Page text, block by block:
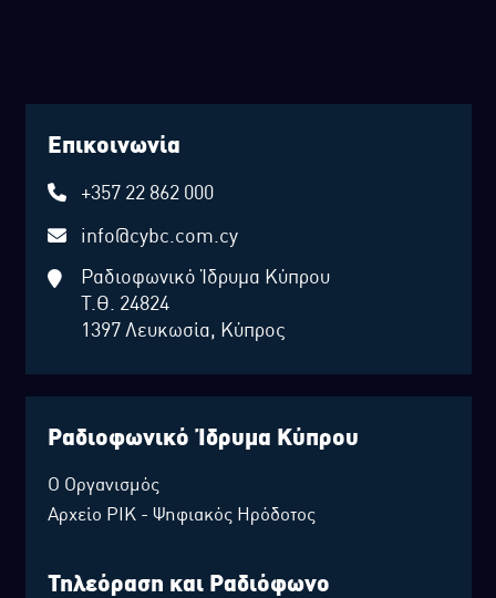
Επικοινωνία
+357 22 862 000
info@cybc.com.cy
Ραδιοφωνικό Ίδρυμα Κύπρου
Τ.Θ. 24824
1397 Λευκωσία, Κύπρος
Ραδιοφωνικό Ίδρυμα Κύπρου
Ο Οργανισμός
Αρχείο ΡΙΚ - Ψηφιακός Ηρόδοτος
Τηλεόραση και Ραδιόφωνο